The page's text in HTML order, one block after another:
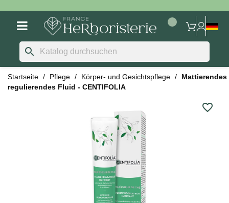
search
Startseite Pflege Körper- und Gesichtspflege
Mattierendes
regulierendes Fluid - CENTIFOLIA
favorite_border